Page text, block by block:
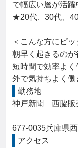
で幅広い層が活躍
★20代、30代、40
＜こんな方にピッ
朝早く起きるのが
短時間で効率よく
外で気持ちよく働
勤務地
神戸新聞　西脇販
677-0035兵庫県
アクセス